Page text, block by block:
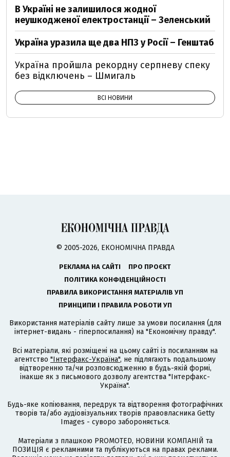
В Україні не залишилося жодної
неушкодженої електростанції – Зеленський
Україна уразила ще два НПЗ у Росії – Генштаб
Україна пройшла рекордну серпневу спеку
без відключень – Шмигаль
ВСІ НОВИНИ
© 2005-2026, ЕКОНОМІЧНА ПРАВДА
РЕКЛАМА НА САЙТІ
ПРО ПРОЄКТ
ПОЛІТИКА КОНФІДЕНЦІЙНОСТІ
ПРАВИЛА ВИКОРИСТАННЯ МАТЕРІАЛІВ УП
ПРИНЦИПИ І ПРАВИЛА РОБОТИ УП
Використання матеріалів сайту лише за умови посилання (для
інтернет-видань - гіперпосилання) на "Економічну правду".
Всі матеріали, які розміщені на цьому сайті із посиланням на
агентство "Інтерфакс-Україна", не підлягають подальшому
відтворенню та/чи розповсюдженню в будь-якій формі,
інакше як з письмового дозволу агентства "Інтерфакс-
Україна".
Будь-яке копіювання, передрук та відтворення фотографічних
творів та/або аудіовізуальних творів правовласника Getty
Images - суворо забороняється.
Матеріали з плашкою PROMOTED, НОВИНИ КОМПАНІЙ та
ПОЗИЦІЯ є рекламними та публікуються на правах реклами.